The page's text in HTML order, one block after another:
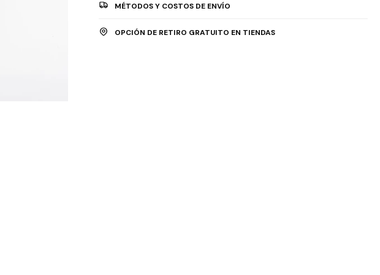
MÉTODOS Y COSTOS DE ENVÍO
OPCIÓN DE RETIRO GRATUITO EN TIENDAS